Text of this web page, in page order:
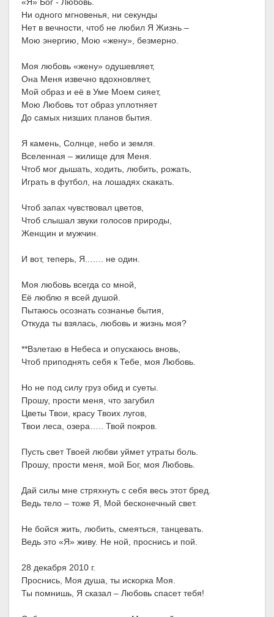
«Я» Бог - Любовь.
Ни одного мгновенья, ни секунды
Нет в вечности, чтоб не любил Я Жизнь –
Мою энергию, Мою «жену», безмерно.
Моя любовь «жену» одушевляет,
Она Меня извечно вдохновляет,
Мой образ и её в Уме Моем сияет,
Мою Любовь тот образ уплотняет
До самых низших планов бытия.
Я камень, Солнце, небо и земля.
Вселенная – жилище для Меня.
Чтоб мог дышать, ходить, любить, рожать,
Играть в футбол, на лошадях скакать.
Чтоб запах чувствовал цветов,
Чтоб слышал звуки голосов природы,
Женщин и мужчин.
И вот, теперь, Я..….. не один.
Моя любовь всегда со мной,
Её люблю я всей душой.
Пытаюсь осознать сознанье бытия,
Откуда ты взялась, любовь и жизнь моя?
**Взлетаю в Небеса и опускаюсь вновь,
Чтоб приподнять себя к Тебе, моя Любовь.
Но не под силу груз обид и суеты.
Прошу, прости меня, что загубил
Цветы Твои, красу Твоих лугов,
Твои леса, озера….. Твой покров.
Пусть свет Твоей любви уймет утраты боль.
Прошу, прости меня, мой Бог, моя Любовь.
Дай силы мне стряхнуть с себя весь этот бред.
Ведь тело – тоже Я, Мой бесконечный свет.
Не бойся жить, любить, смеяться, танцевать.
Ведь это «Я» живу. Не ной, проснись и пой.
28 декабря 2010 г.
Проснись, Моя душа, ты искорка Моя.
Ты помнишь, Я сказал – Любовь спасет тебя!